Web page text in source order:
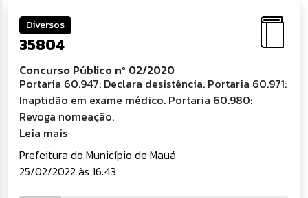
Diversos
35804
Concurso Público nº 02/2020
Portaria 60.947: Declara desistência. Portaria 60.971:
Inaptidão em exame médico. Portaria 60.980:
Revoga nomeação.
Leia mais
Prefeitura do Município de Mauá
25/02/2022 às 16:43